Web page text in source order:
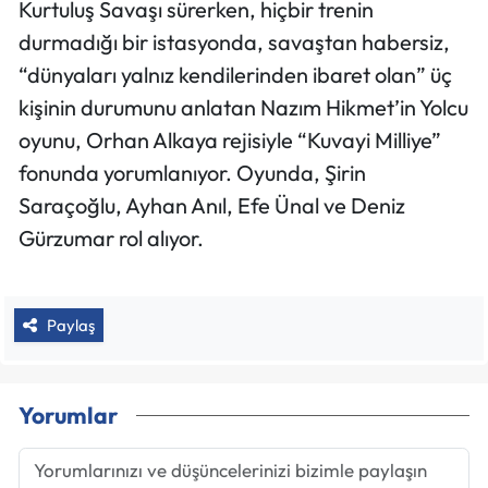
Kurtuluş Savaşı sürerken, hiçbir trenin
durmadığı bir istasyonda, savaştan habersiz,
“dünyaları yalnız kendilerinden ibaret olan” üç
kişinin durumunu anlatan Nazım Hikmet’in Yolcu
oyunu, Orhan Alkaya rejisiyle “Kuvayi Milliye”
fonunda yorumlanıyor. Oyunda, Şirin
Saraçoğlu, Ayhan Anıl, Efe Ünal ve Deniz
Gürzumar rol alıyor.
Paylaş
Yorumlar